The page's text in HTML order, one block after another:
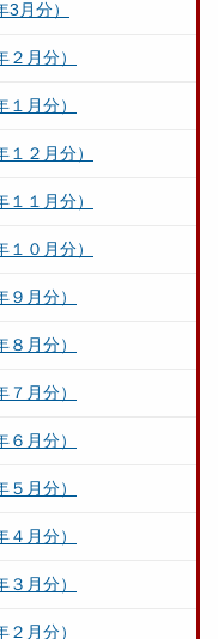
月分）
月分）
月分）
２月分）
１月分）
０月分）
月分）
月分）
月分）
月分）
月分）
月分）
月分）
月分）